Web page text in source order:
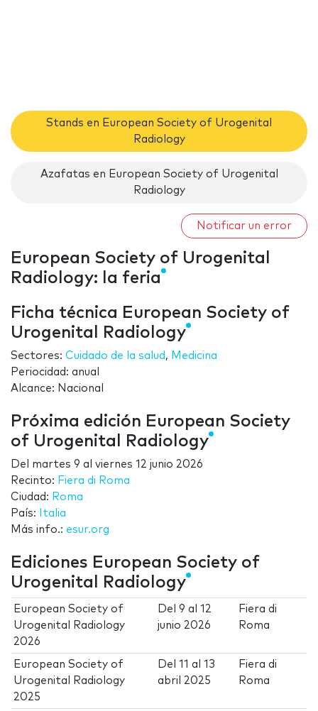
Stands en European Society of Urogenital
Radiology
Azafatas en European Society of Urogenital
Radiology
Notificar un error
European Society of Urogenital
Radiology: la feria
Ficha técnica European Society of
Urogenital Radiology
Sectores: Cuidado de la salud , Medicina
Periocidad: anual
Alcance: Nacional
Próxima edición European Society
of Urogenital Radiology
Del martes 9 al viernes 12 junio 2026
Recinto: Fiera di Roma
Ciudad: Roma
País:
Italia
Más info.: esur.org
Ediciones European Society of
Urogenital Radiology
European Society of
Urogenital Radiology
2026
Del9 al12
junio 2026
Fiera di
Roma
European Society of
Urogenital Radiology
2025
Del11 al13
abril 2025
Fiera di
Roma